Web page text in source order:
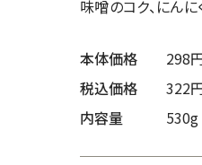
味噌のコク、にん
本体価格
298
税込価格
322
内容量
530g